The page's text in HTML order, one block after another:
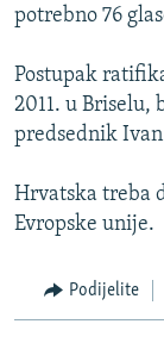
DNEVNO@RSE
VIŠE OD NASLOVA
GENOCID U
POPLAVE I
TV LIBERTY
PRATITE NAS
Sve RFE/RL
potrebno 76
Postupak
2011. u Briselu,
predsednik
Hrvatska treba
Evropske unije.
Podijelite